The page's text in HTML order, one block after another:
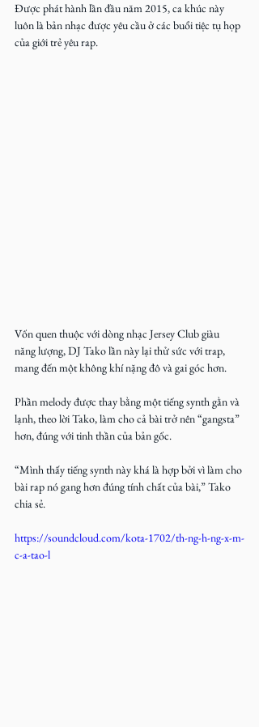
Được phát hành lần đầu năm 2015, ca khúc này
luôn là bản nhạc được yêu cầu ở các buổi tiệc tụ họp
của giới trẻ yêu rap.
Vốn quen thuộc với dòng nhạc Jersey Club giàu
năng lượng, DJ Tako lần này lại thử sức với trap,
mang đến một không khí nặng đô và gai góc hơn.
Phần melody được thay bằng một tiếng synth gằn và
lạnh, theo lời Tako, làm cho cả bài trở nên “gangsta”
hơn, đúng với tinh thần của bản gốc.
“Mình thấy tiếng synth này khá là hợp bởi vì làm cho
bài rap nó gang hơn đúng tính chất của bài,” Tako
chia sẻ.
https://soundcloud.com/kota-1702/th-ng-h-ng-x-m-
c-a-tao-l